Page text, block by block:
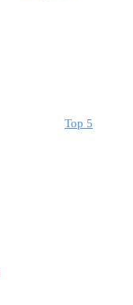
Top 5